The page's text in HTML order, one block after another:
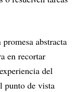
abstracta
en recortar
del
punto de vista